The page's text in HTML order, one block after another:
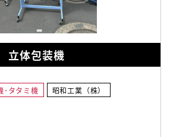
立体包装機
･タタミ機 昭和工業（株）